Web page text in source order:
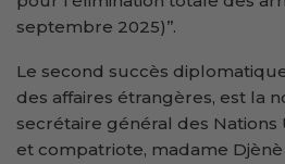
septembre 2025)’’.
Le second succès
des affaires étrangères, est la
secrétaire général des Nations
et compatriote, madame